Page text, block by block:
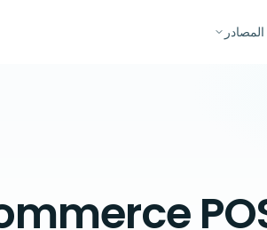
المصادر